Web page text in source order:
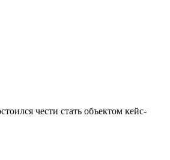
чести стать объектом кейс-